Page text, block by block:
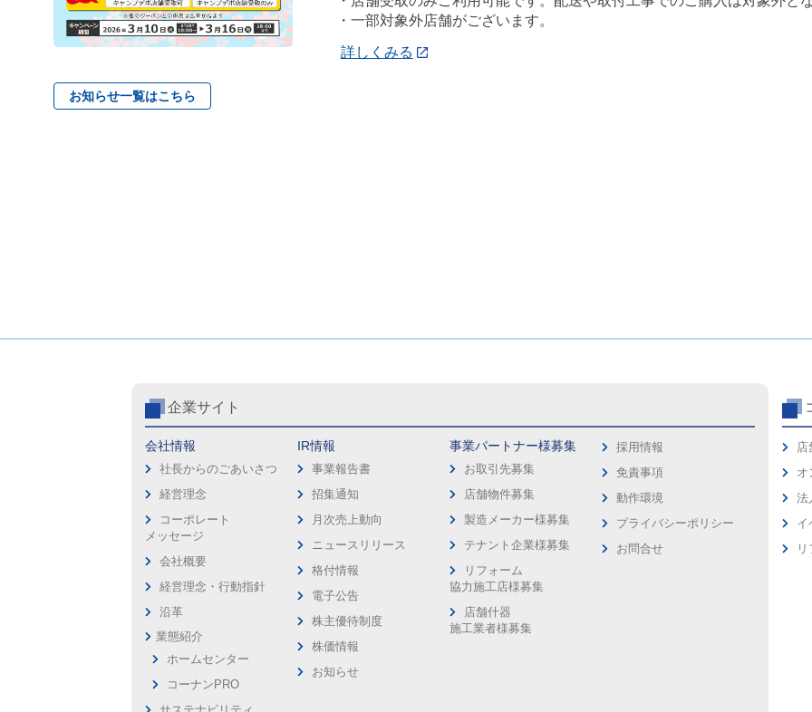
・一部対象外店舗がございます。
詳しくみる
お知らせ一覧はこちら
企業サイト
会社情報
社長からのごあいさつ
経営理念
コーポレート
メッセージ
会社概要
経営理念・行動指針
沿革
業態紹介
ホームセンター
コーナンPRO
IR情報
事業報告書
招集通知
月次売上動向
ニュースリリース
格付情報
電子公告
株主優待制度
株価情報
お知らせ
事業パートナー様募集
お取引先募集
店舗物件募集
製造メーカー様募集
テナント企業様募集
リフォーム
協力施工店様募集
店舗什器
施工業者様募集
採用情報
免責事項
動作環境
プライバシーポリシー
お問合せ
店
オ
法
イ